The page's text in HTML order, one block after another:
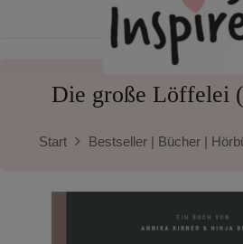
Die große Löffelei
Start Bestseller | Bücher |